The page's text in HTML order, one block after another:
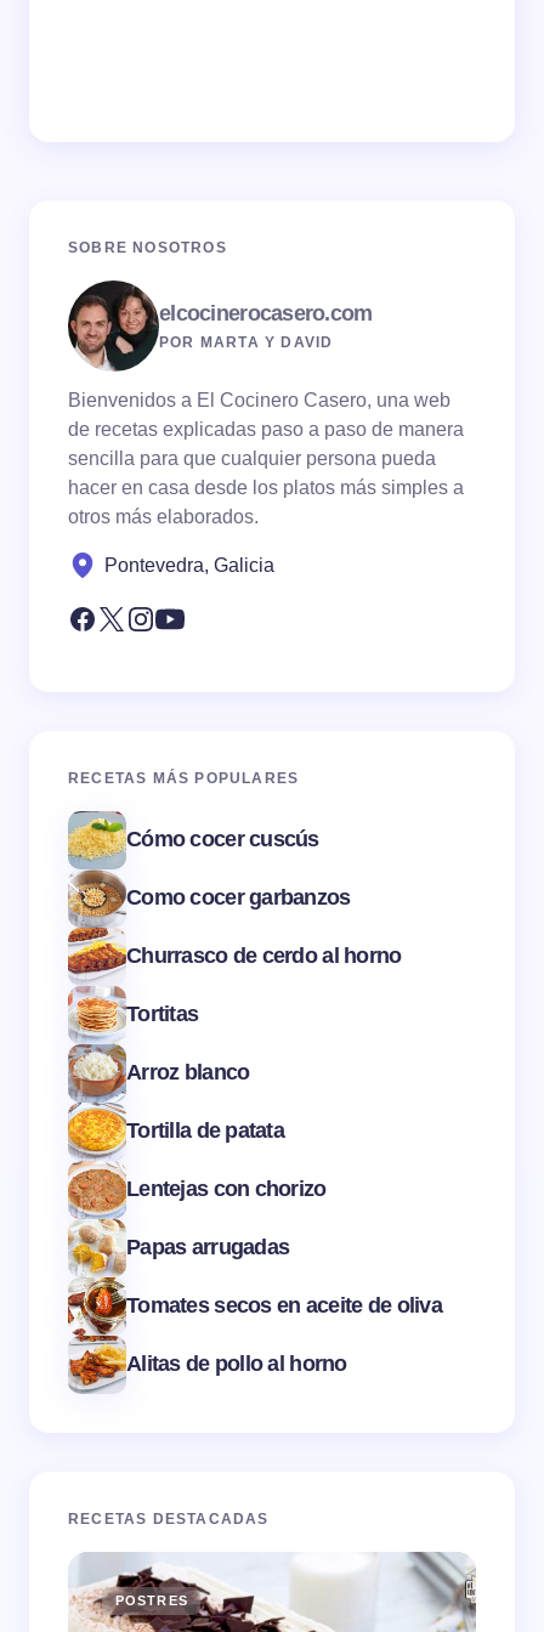
SOBRE NOSOTROS
elcocinerocasero.com
POR MARTA Y DAVID
Bienvenidos a El Cocinero Casero, una web
de recetas explicadas paso a paso de manera
sencilla para que cualquier persona pueda
hacer en casa desde los platos más simples a
otros más elaborados.
Pontevedra, Galicia
RECETAS MÁS POPULARES
Cómo cocer cuscús
Como cocer garbanzos
Churrasco de cerdo al horno
Tortitas
Arroz blanco
Tortilla de patata
Lentejas con chorizo
Papas arrugadas
Tomates secos en aceite de oliva
Alitas de pollo al horno
RECETAS DESTACADAS
POSTRES